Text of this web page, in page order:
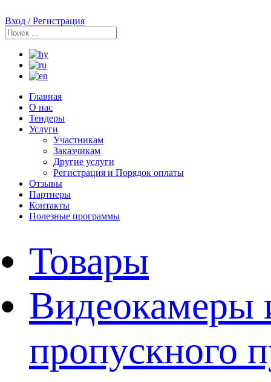
Вход / Регистрация
Главная
О нас
Тендеры
Услуги
Участникам
Заказчикам
Другие услуги
Регистрация и Порядок оплаты
Отзывы
Партнеры
Контакты
Полезные программы
Товары
Видеокамеры
пропускного